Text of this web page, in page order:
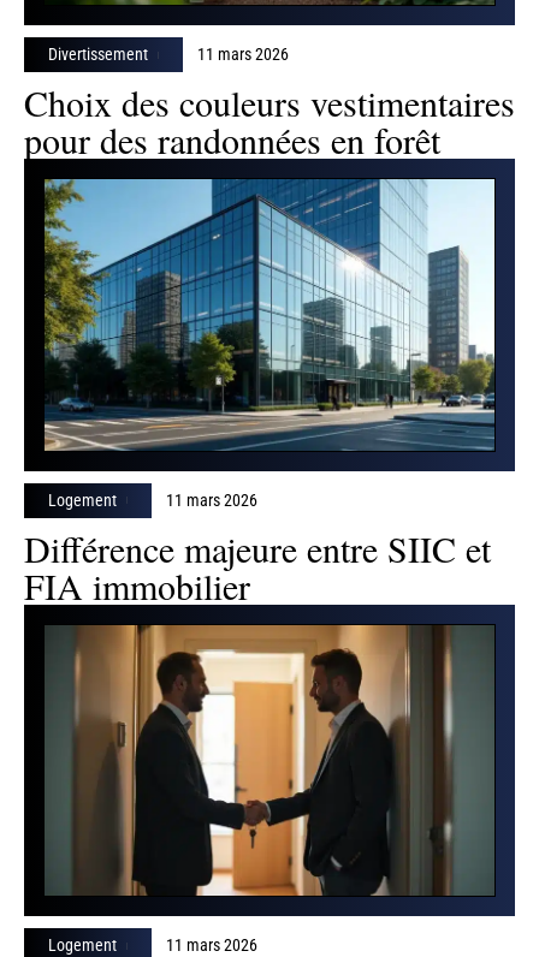
Divertissement 11 mars 2026
Choix des couleurs vestimentaires
pour des randonnées en forêt
Logement 11 mars 2026
Différence majeure entre SIIC et
FIA immobilier
Logement 11 mars 2026